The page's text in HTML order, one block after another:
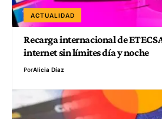
ACTUALIDAD
Recarga internacional de
internet sin límites día y noche
PorAlicia Díaz